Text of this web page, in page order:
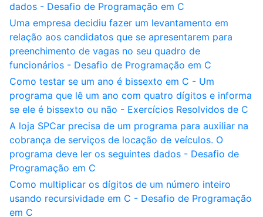
dados - Desafio de Programação em C
Uma empresa decidiu fazer um levantamento em
relação aos candidatos que se apresentarem para
preenchimento de vagas no seu quadro de
funcionários - Desafio de Programação em C
Como testar se um ano é bissexto em C - Um
programa que lê um ano com quatro dígitos e informa
se ele é bissexto ou não - Exercícios Resolvidos de C
A loja SPCar precisa de um programa para auxiliar na
cobrança de serviços de locação de veículos. O
programa deve ler os seguintes dados - Desafio de
Programação em C
Como multiplicar os dígitos de um número inteiro
usando recursividade em C - Desafio de Programação
em C